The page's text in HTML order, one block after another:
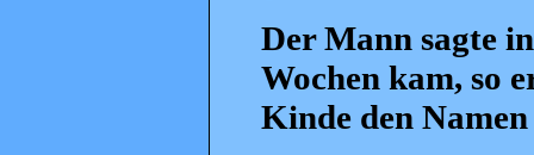
Der Mann sagte
Wochen kam, so
Kinde den